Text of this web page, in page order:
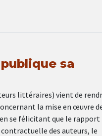
sa
littéraires) vient de
la mise en œuvre
se félicitant que le rapport
des auteurs, le